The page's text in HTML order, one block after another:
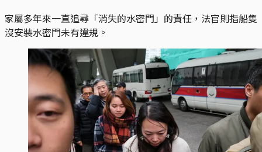
家屬多年來一直追尋「消失的水密門」的責任，法官則指船隻
沒安裝水密門未有違規。